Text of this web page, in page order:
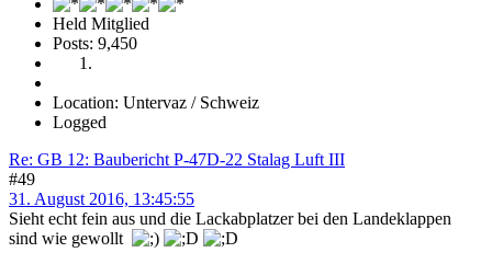
Held Mitglied
Posts: 9,450
Location: Untervaz / Schweiz
Logged
Re: GB 12: Baubericht P-47D-22 Stalag Luft III
#49
31. August 2016, 13:45:55
Sieht echt fein aus und die Lackabplatzer bei den Landeklappen
sind wie gewollt